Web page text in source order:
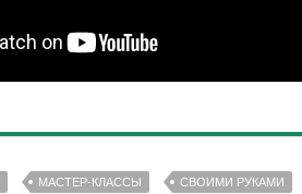
МАСТЕР-КЛАССЫ СВОИМИ РУКАМИ